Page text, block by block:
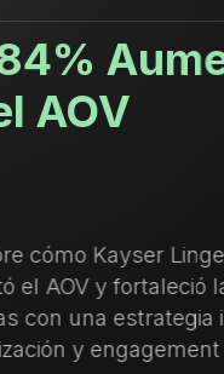
las compras
integrada
impulsada